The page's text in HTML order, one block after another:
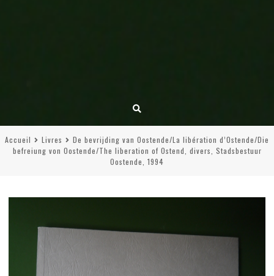
Accueil Livres
De bevrijding van Oostende/La libération d’Ostende/Die
befreiung von Oostende/The liberation of Ostend, divers, Stadsbestuur
Oostende, 1994